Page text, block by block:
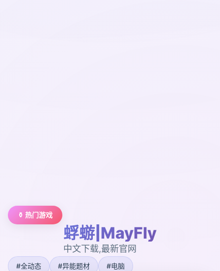
⚱️ 热门游戏
蜉蝣|MayFly
中文下载,最新官网
#全动态 #异能题材 #电脑